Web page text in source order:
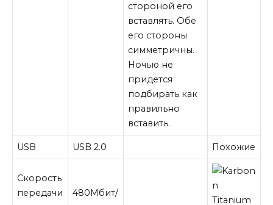
стороной его
вставлять. Обе
его стороны
симметричны.
Ночью не
придется
подбирать как
правильно
вставить.
USB USB 2.0 Похожие
Скорость
передачи
480Мбит/